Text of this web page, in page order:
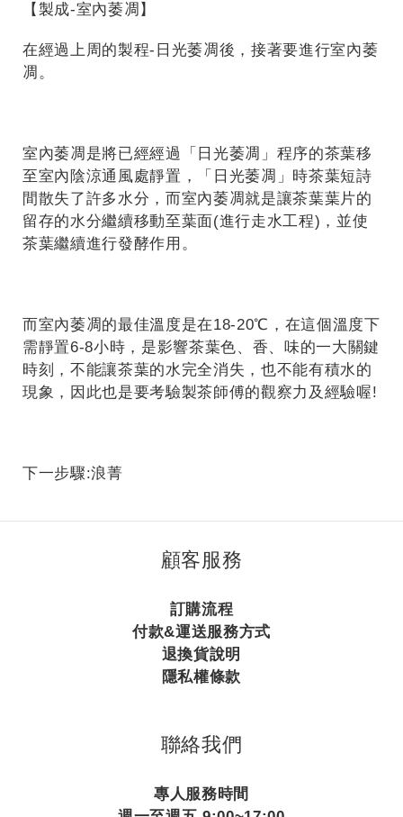
【製成-室內萎凋】
在經過上周的製程-日光萎凋後，接著要進行室內萎
凋。
室內萎凋是將已經經過「日光萎凋」程序的茶葉移
至室內陰涼通風處靜置，「日光萎凋」時茶葉短詩
間散失了許多水分，而室內萎凋就是讓茶葉葉片的
留存的水分繼續移動至葉面(進行走水工程)，並使
茶葉繼續進行發酵作用。
而室內萎凋的最佳溫度是在18-20℃，在這個溫度下
需靜置6-8小時，是影響茶葉色、香、味的一大關鍵
時刻，不能讓茶葉的水完全消失，也不能有積水的
現象，因此也是要考驗製茶師傅的觀察力及經驗喔!
下一步驟:浪菁
顧客服務
訂購流程
付款&運送服務方式
退換貨說明
隱私權條款
聯絡我們
專人服務時間